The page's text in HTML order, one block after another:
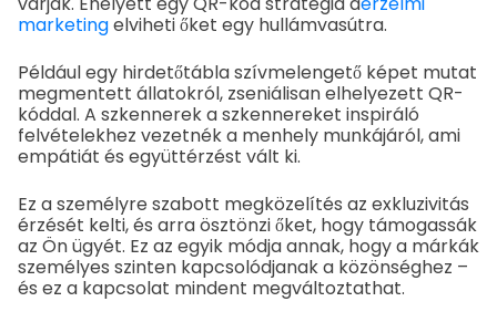
marketingelviheti őket egy hullámvasútra.
Például egy hirdetőtábla szívmelengető képet mutat
megmentett állatokról, zseniálisan elhelyezett QR-
kóddal. A szkennerek a szkennereket inspiráló
felvételekhez vezetnék a menhely munkájáról, ami
empátiát és együttérzést vált ki.
Ez a személyre szabott megközelítés az exkluzivitás
érzését kelti, és arra ösztönzi őket, hogy támogassák
az Ön ügyét. Ez az egyik módja annak, hogy a márkák
személyes szinten kapcsolódjanak a közönséghez –
és ez a kapcsolat mindent megváltoztathat.